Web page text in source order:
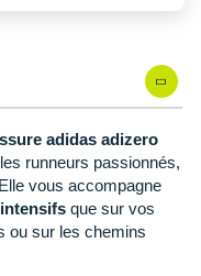
adidas adizero
runneurs passionnés,
vous accompagne
que sur vos
ou sur les chemins